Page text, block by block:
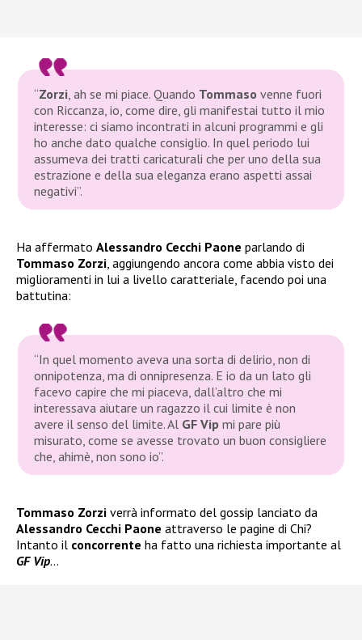
“Zorzi , ah se mi piace. Quando Tommaso venne fuori
con Riccanza, io, come dire, gli manifestai tutto il mio
interesse: ci siamo incontrati in alcuni programmi e gli
ho anche dato qualche consiglio. In quel periodo lui
assumeva dei tratti caricaturali che per uno della sua
estrazione e della sua eleganza erano aspetti assai
negativi”.
Ha affermato Alessandro Cecchi Paone parlando di
Tommaso Zorzi , aggiungendo ancora come abbia visto dei
miglioramenti in lui a livello caratteriale, facendo poi una
battutina:
“In quel momento aveva una sorta di delirio, non di
onnipotenza, ma di onnipresenza. E io da un lato gli
facevo capire che mi piaceva, dall’altro che mi
interessava aiutare un ragazzo il cui limite è non
avere il senso del limite. Al GF Vip mi pare più
misurato, come se avesse trovato un buon consigliere
che, ahimè, non sono io”.
Tommaso Zorzi verrà informato del gossip lanciato da
Alessandro Cecchi Paone attraverso le pagine di Chi?
Intanto il concorrente ha fatto una richiesta importante al
GF Vip…